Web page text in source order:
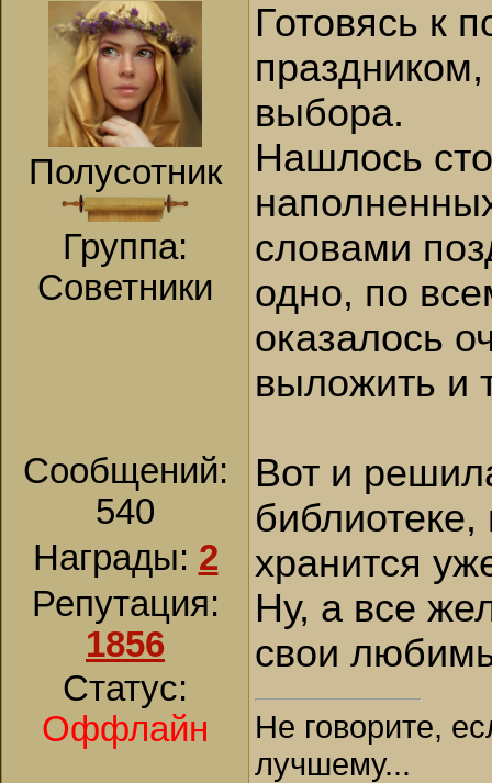
Полусотник
Группа:
Советники
Сообщений:
540
Награды: 2
Репутация:
1856
Статус:
Оффлайн
Готовясь к
выбора.
Нашлось
словами
одно, по
оказалось
выложить и
Вот и
хранится
Ну, а все
свои
Не говорите,
лучшему...